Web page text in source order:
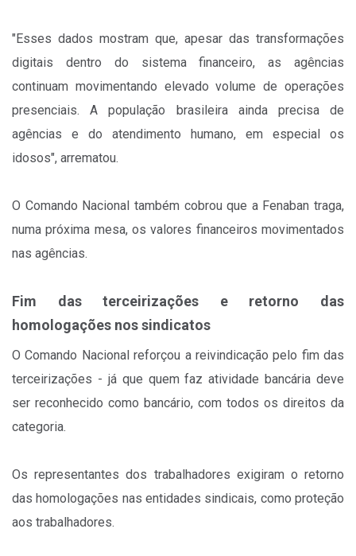
"Esses dados mostram que, apesar das transformações
digitais dentro do sistema financeiro, as agências
continuam movimentando elevado volume de operações
presenciais. A população brasileira ainda precisa de
agências e do atendimento humano, em especial os
idosos", arrematou.
O Comando Nacional também cobrou que a Fenaban traga,
numa próxima mesa, os valores financeiros movimentados
nas agências.
Fim das terceirizações e retorno das
homologações nos sindicatos
O Comando Nacional reforçou a reivindicação pelo fim das
terceirizações - já que quem faz atividade bancária deve
ser reconhecido como bancário, com todos os direitos da
categoria.
Os representantes dos trabalhadores exigiram o retorno
das homologações nas entidades sindicais, como proteção
aos trabalhadores.